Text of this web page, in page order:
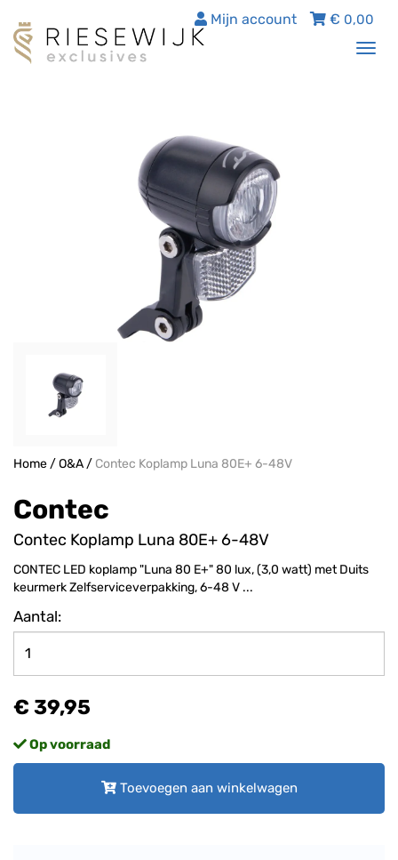
€ 0,00
Mijn account
Home/O&A/ Contec Koplamp Luna 80E+ 6-48V
Contec
Contec Koplamp Luna 80E+ 6-48V
CONTEC LED koplamp "Luna 80 E+" 80 lux, (3,0 watt) met Duits
keurmerk Zelfserviceverpakking, 6-48 V ...
Aantal:
€ 39,95
Op voorraad
Toevoegen aan winkelwagen